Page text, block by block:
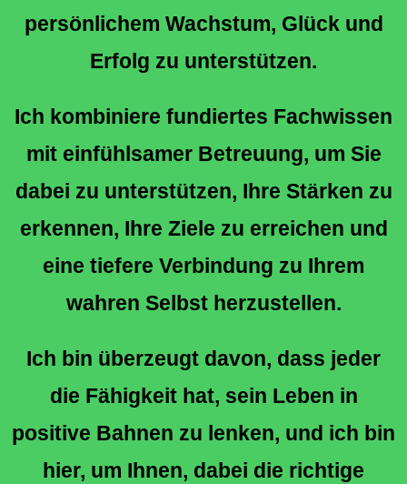
persönlichem Wachstum, Glück und
Erfolg zu unterstützen.
Ich kombiniere fundiertes Fachwissen
mit einfühlsamer Betreuung, um Sie
dabei zu unterstützen, Ihre Stärken zu
erkennen, Ihre Ziele zu erreichen und
eine tiefere Verbindung zu Ihrem
wahren Selbst herzustellen.
Ich bin überzeugt davon, dass jeder
die Fähigkeit hat, sein Leben in
positive Bahnen zu lenken, und ich bin
hier, um Ihnen, dabei die richtige